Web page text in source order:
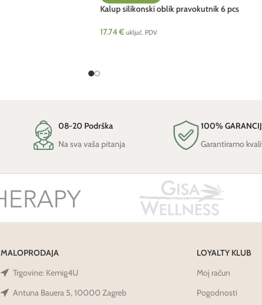
Kalup silikonski oblik pravokutnik 6 pcs
17.74€ uključ. PDV
08-20 Podrška
Na sva vaša pitanja
100%
Garantiramo
MALOPRODAJA
Trgovine: Kemig4U
Antuna Bauera 5, 10000 Zagreb
LOYALTY KLUB
Moj račun
Pogodnosti